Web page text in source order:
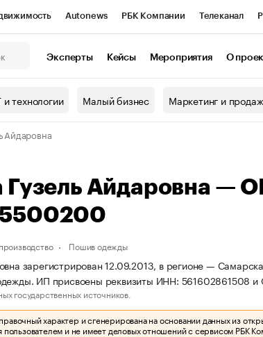
Autonews РБК Компании Телеканал
Эксперты Кейсы Мероприятия О
и технологии Малый бизнес Маркетинг и
Айдаровна
Гузель Айдаровна —
Пошив одежды
зарегистрирован 12.09.2013, в регионе —
ИП присвоены реквизиты ИНН: 561602861508
государственных источников.
характер и сгенерирована на основании данных из
пользователем и не имеет деловых отношений с сервисом РБК